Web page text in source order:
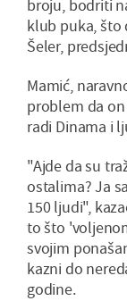
broju, bodriti
klub puka, što
Šeler,
Mamić,
problem da
radi Dinama i
"Ajde da su
ostalima? Ja
150 ljudi",
to što
svojim
kazni do
godine.